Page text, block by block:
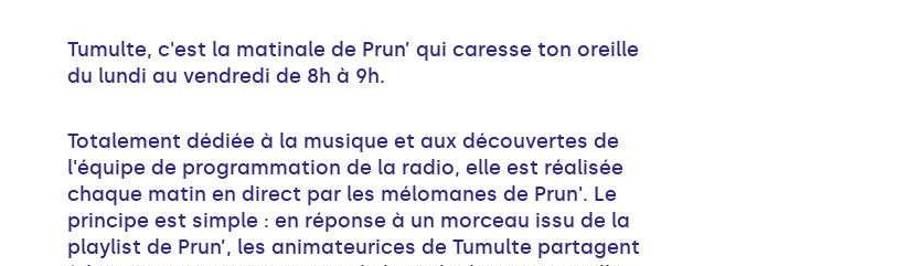
Tumulte, c'est la matinale de Prun’ qui caresse ton oreille
du lundi au vendredi de 8h à 9h.
Totalement dédiée à la musique et aux découvertes de
l'équipe de programmation de la radio, elle est réalisée
chaque matin en direct par les mélomanes de Prun'. Le
principe est simple : en réponse à un morceau issu de la
playlist de Prun’, les animateurices de Tumulte partagent